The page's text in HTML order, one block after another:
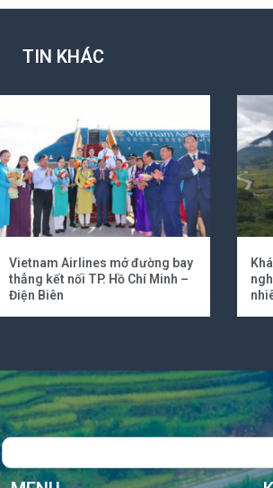
TIN KHÁC
Vietnam Airlines mở đường bay
thẳng kết nối TP. Hồ Chí Minh –
Điện Biên
Search